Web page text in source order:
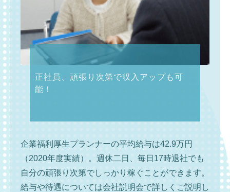
正社員、頑張り次第で収入アップも可
能！
企業福利厚生プランナーの平均給与は42.9万円
（2020年度実績）。週休二日、毎日17時退社でも
自分の頑張り次第でしっかり稼ぐことができます。
給与や待遇については会社説明会で詳しくご説明し